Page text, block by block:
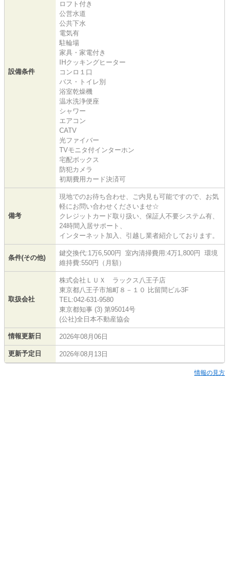
設備条件
ロフト付き
公営水道
公共下水
電気有
駐輪場
家具・家電付き
IHクッキングヒーター
コンロ１口
バス・トイレ別
浴室乾燥機
温水洗浄便座
シャワー
エアコン
CATV
光ファイバー
TVモニタ付インターホン
宅配ボックス
防犯カメラ
初期費用カード決済可
備考
現地でのお待ち合わせ、ご内見も可能ですので、お気
軽にお問い合わせくださいませ☆
クレジットカード取り扱い、保証人不要システム有、
24時間入居サポート、
インターネット加入、引越し業者紹介しております。
条件(その他)
鍵交換代:1万6,500円 室内清掃費用:4万1,800円 環境
維持費:550円（月額）
取扱会社
株式会社ＬＵＸ ラックス八王子店
東京都八王子市旭町８－１０ 比留間ビル3F
TEL:042-631-9580
東京都知事 (3) 第95014号
(公社)全日本不動産協会
情報更新日 2026年08月06日
更新予定日 2026年08月13日
情報の見方